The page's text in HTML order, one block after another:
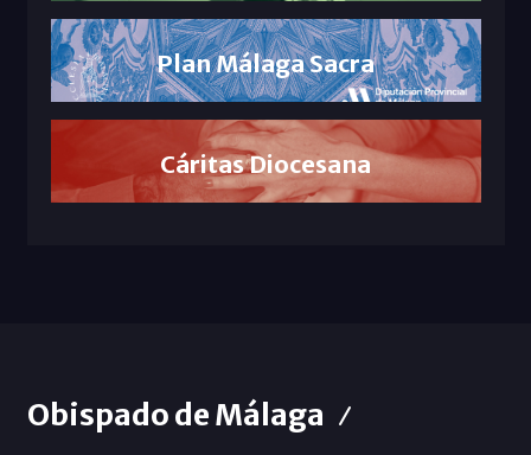
Plan Málaga Sacra
Cáritas Diocesana
Obispado de Málaga